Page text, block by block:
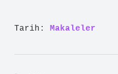
Tarih: Makaleler